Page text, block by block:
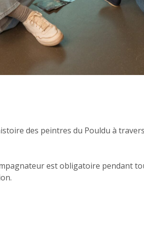
des peintres du Pouldu à
est obligatoire pendant